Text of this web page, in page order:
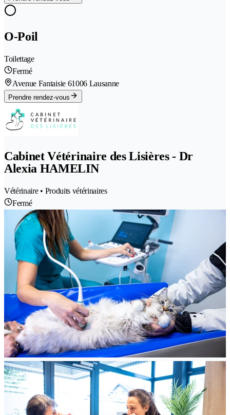
O-Poil
Toilettage
Fermé
Avenue Fantaisie 61006 Lausanne
Prendre rendez-vous
Cabinet Vétérinaire des Lisières - Dr
Alexia HAMELIN
Vétérinaire • Produits vétérinaires
Fermé